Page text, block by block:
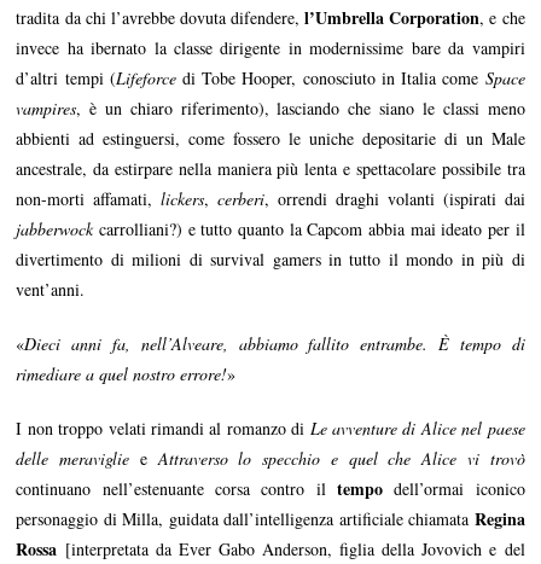
tradita da chi l’avrebbe dovuta difendere,l’Umbrella Corporation, e che
invece ha ibernato la classe dirigente in modernissime bare da vampiri
d’altri tempi (Lifeforcedi Tobe Hooper, conosciuto in Italia come Space
vampires, è un chiaro riferimento), lasciando che siano le classi meno
abbienti ad estinguersi, come fossero le uniche depositarie di un Male
ancestrale, da estirpare nella maniera più lenta e spettacolare possibile tra
non-morti affamati,lickers,cerberi, orrendi draghi volanti (ispirati dai
jabberwockcarrolliani?) e tutto quanto la Capcom abbia mai ideato per il
divertimento di milioni di survival gamers in tutto il mondo in più di
vent’anni.
«Dieci anni fa, nell’Alveare, abbiamo fallito entrambe. È tempo di
rimediare a quel nostro errore!»
I non troppo velati rimandi al romanzo di Le avventure di Alice nel paese
delle meraviglie e Attraverso lo specchio e quel che Alice vi trovò
continuano nell’estenuante corsa contro il tempodell’ormai iconico
personaggio di Milla, guidata dall’intelligenza artificiale chiamata Regina
Rossa [interpretata da Ever Gabo Anderson, figlia della Jovovich e del